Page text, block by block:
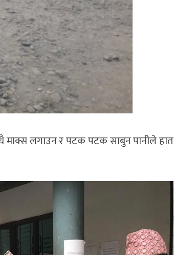
माक्स लगाउन र पटक पटक साबुन पानीले हात